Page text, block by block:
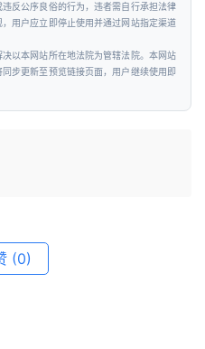
反公序良俗的行为，违者需自行承担法律
用户应立即停止使用并通过网站指定渠道
以本网站所在地法院为管辖法院。本网站
步更新至预览链接页面，用户继续使用即
(0)